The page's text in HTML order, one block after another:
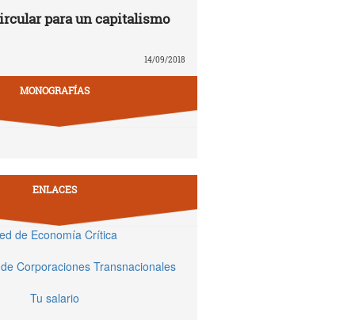
para un capitalismo
14/09/2018
MONOGRAFÍAS
ENLACES
de Economía Crítica
Corporaciones Transnacionales
Tu salario